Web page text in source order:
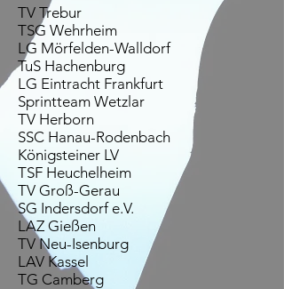
TV Trebur
TSG Wehrheim
LG Mörfelden-Walldorf
TuS Hachenburg
LG Eintracht Frankfurt
Sprintteam Wetzlar
TV Herborn
SSC Hanau-Rodenbach
Königsteiner LV
TSF Heuchelheim
TV Groß-Gerau
SG Indersdorf e.V.
LAZ Gießen
TV Neu-Isenburg
LAV Kassel
TG Camberg